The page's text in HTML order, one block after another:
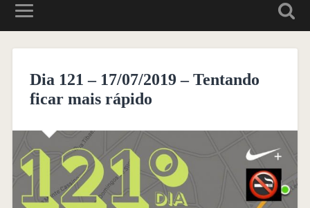
Dia 121 – 17/07/2019 – Tentando
ficar mais rápido